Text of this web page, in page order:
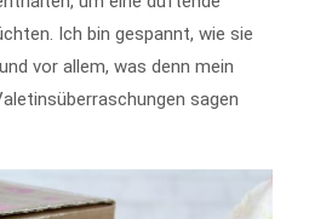
Ich bin gespannt, wie sie
vor allem, was denn mein
sagen